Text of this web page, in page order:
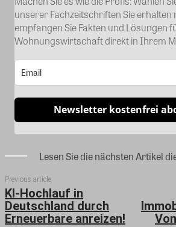
unserer Fachzeitschriften Sie erhalten
empfangen Sie Fakten und Lösungen
Wohnungswirtschaft direkt in Ihrem
Newsletter kostenfrei
Lesen Sie die nächsten Artikel
Previous article
KI-Hochlauf in
Deutschland durch
Erneuerbare anreizen!